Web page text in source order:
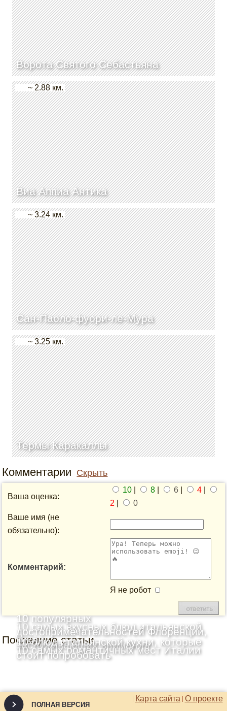
Ворота Святого Себастьяна
Виа Аппиа Антика
~ 2.88 км.
Сан-Паоло-фуори-ле-Мура
~ 3.24 км.
Термы Каракаллы
~ 3.25 км.
Комментарии Скрыть
Ваша оценка:
10 8 6 4
2
0
Ваше имя (не
обязательно):
Комментарий:
Я не робот
Последние статьи
10 самых вкусных блюд итальянской
кухни
10 популярных
достопримечательностей Флоренции,
заслуживающих внимания
10 самых романтичных мест Италии
10 блюд итальянской кухни, которые
стоит попробовать
О проекте
Карта сайта
ПОЛНАЯ ВЕРСИЯ